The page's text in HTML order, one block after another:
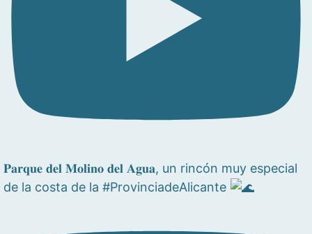
𝐏𝐚𝐫𝐪𝐮𝐞 𝐝𝐞𝐥 𝐌𝐨𝐥𝐢𝐧𝐨 𝐝𝐞𝐥 𝐀𝐠𝐮𝐚, un rincón muy especial
de la costa de la #ProvinciadeAlicante